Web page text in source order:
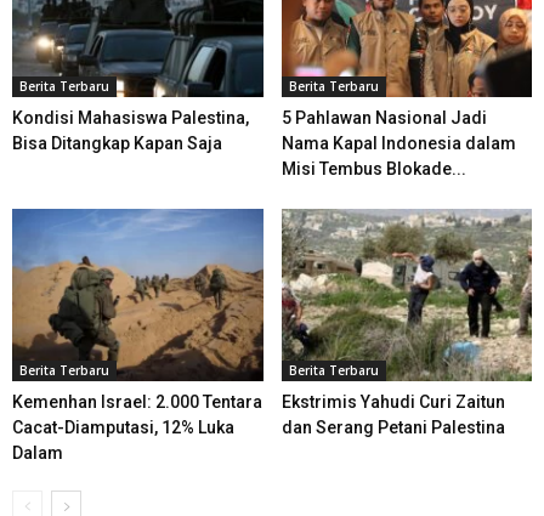
Berita Terbaru
Kondisi Mahasiswa Palestina,
Bisa Ditangkap Kapan Saja
Berita Terbaru
5 Pahlawan Nasional Jadi
Nama Kapal Indonesia dalam
Misi Tembus Blokade...
Berita Terbaru
Kemenhan Israel: 2.000 Tentara
Cacat-Diamputasi, 12% Luka
Dalam
Berita Terbaru
Ekstrimis Yahudi Curi Zaitun
dan Serang Petani Palestina